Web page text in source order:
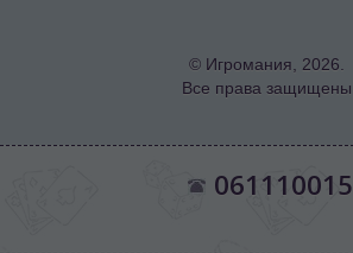
© Игромания, 2026.
Все права защищены
061110015